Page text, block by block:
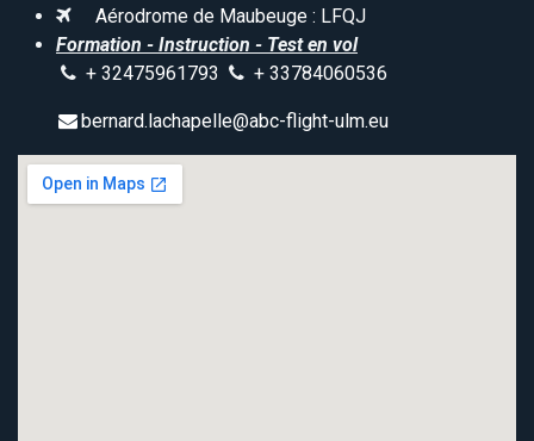
Aérodrome de Maubeuge : LFQJ
Formation - Instruction - Test en vol
+ 32475961793
+ 33784060536
bernard.lachapelle@abc-flight-ulm.eu